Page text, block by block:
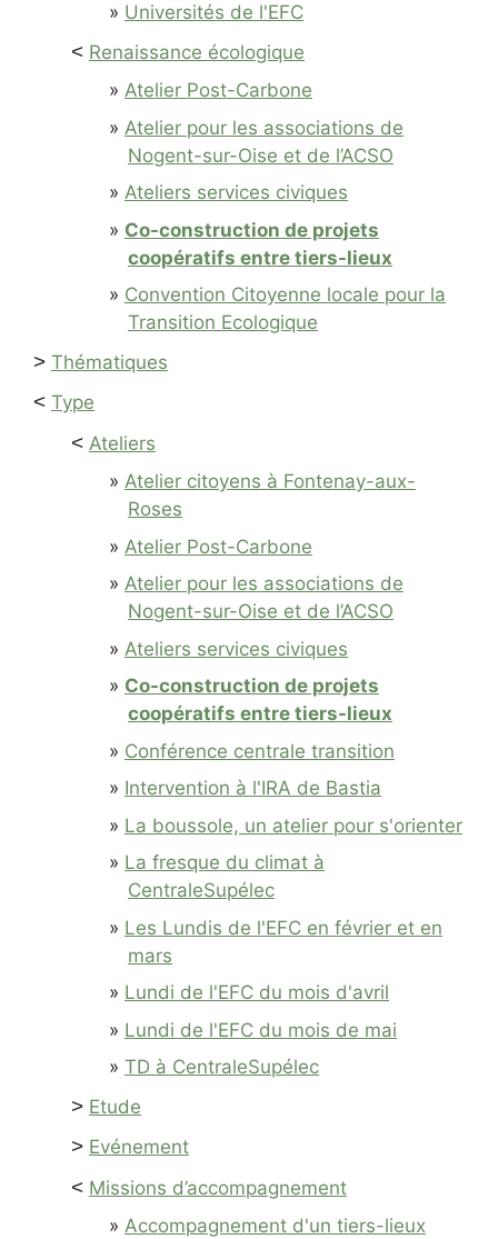
Universités de l'EFC
< Renaissance écologique
Atelier Post-Carbone
Atelier pour les associations de
Nogent-sur-Oise et de l’ACSO
Ateliers services civiques
Co-construction de projets
coopératifs entre tiers-lieux
Convention Citoyenne locale pour la
Transition Ecologique
> Thématiques
< Type
< Ateliers
Atelier citoyens à Fontenay-aux-
Roses
Atelier Post-Carbone
Atelier pour les associations de
Nogent-sur-Oise et de l’ACSO
Ateliers services civiques
Co-construction de projets
coopératifs entre tiers-lieux
Conférence centrale transition
Intervention à l'IRA de Bastia
La boussole, un atelier pour s'orienter
La fresque du climat à
CentraleSupélec
Les Lundis de l'EFC en février et en
mars
Lundi de l'EFC du mois d'avril
Lundi de l'EFC du mois de mai
TD à CentraleSupélec
> Etude
> Evénement
< Missions d’accompagnement
Accompagnement d'un tiers-lieux